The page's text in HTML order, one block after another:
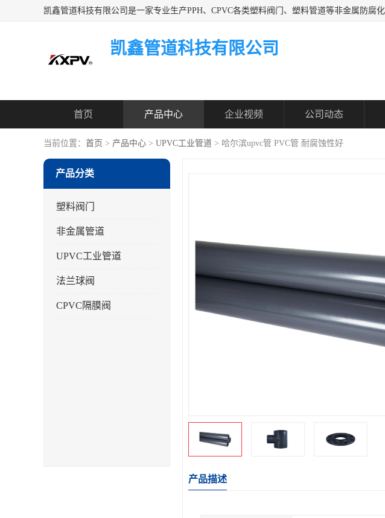
凯鑫管道科技有限公司
首页 产品中心 企业视频 公司动态
当前位置： 首页 > 产品中心 > UPVC工业管道 > 哈尔滨upvc管 PVC管 耐腐蚀性好
产品分类
塑料阀门
非金属管道
UPVC工业管道
法兰球阀
CPVC隔膜阀
产品描述